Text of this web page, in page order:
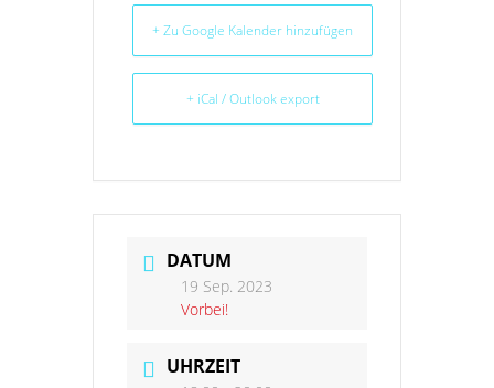
+ Zu Google Kalender hinzufügen
+ iCal / Outlook export
DATUM
19 Sep. 2023
Vorbei!
UHRZEIT